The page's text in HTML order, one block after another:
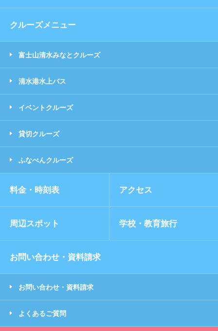
クルーズメニュー
富士山清水みなとクルーズ
清水港水上バス
イベントクルーズ
貸切クルーズ
ふなべんクルーズ
料金・時刻表 アクセス
周辺スポット 学校・教育旅行
お問い合わせ・資料請求
お問い合わせ・資料請求
よくあるご質問